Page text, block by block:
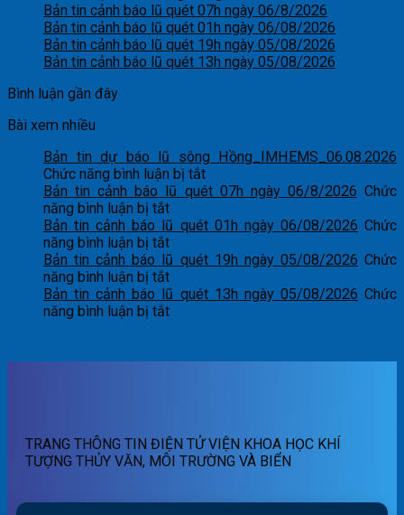
Bản tin cảnh báo lũ quét 07h ngày 06/8/2026
Bản tin cảnh báo lũ quét 01h ngày 06/08/2026
Bản tin cảnh báo lũ quét 19h ngày 05/08/2026
Bản tin cảnh báo lũ quét 13h ngày 05/08/2026
Bình luận gần đây
Bài xem nhiều
Bản tin dự báo lũ sông Hồng_IMHEMS_06.08.2026
Chức năng bình luận bị tắtở
Bản
dự
lũ
Hồng_IMHEMS_06.08.2026
Bản tin cảnh báo lũ quét 07h ngày 06/8/2026 Chức
năng bình luận bị tắtở
Bản
tin
cảnh
báo
lũ
quét
06/8/2026
Bản tin cảnh báo lũ quét 01h ngày 06/08/2026 Chức
năng bình luận bị tắtở
Bản
tin
cảnh
báo
01h
Bản tin cảnh báo lũ quét 19h ngày 05/08/2026 Chức
năng bình luận bị tắtở
Bản
tin
lũ
05/08/2026
Bản tin cảnh báo lũ quét 13h ngày 05/08/2026 Chức
năng bình luận bị tắtở
cảnh
ngày
05/08/2026
TRANG THÔNG TIN ĐIỆN TỬ VIỆN KHOA HỌC KHÍ
TƯỢNG THỦY VĂN, MÔI TRƯỜNG VÀ BIỂN